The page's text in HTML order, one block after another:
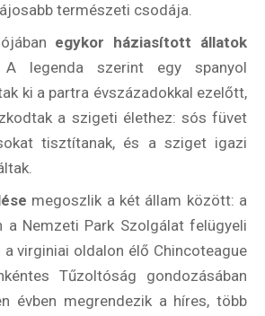
természeti csodája.
egykor háziasított állatok
A legenda szerint egy spanyol
ki a partra évszázadokkal ezelőtt,
a szigeti élethez: sós füvet
tisztítanak, és a sziget igazi
megoszlik a két állam között: a
a Nemzeti Park Szolgálat felügyeli
virginiai oldalon élő Chincoteague
Tűzoltóság gondozásában
évben megrendezik a híres, több